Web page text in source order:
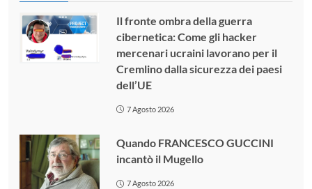
Il fronte ombra della guerra
cibernetica: Come gli hacker
mercenari ucraini lavorano per il
Cremlino dalla sicurezza dei paesi
dell’UE
7 Agosto 2026
Quando FRANCESCO GUCCINI
incantò il Mugello
7 Agosto 2026